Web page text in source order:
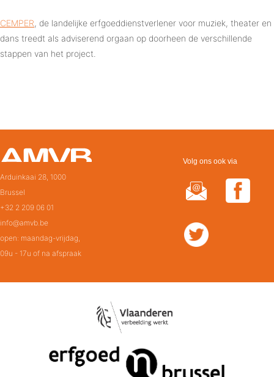
CEMPER, de landelijke erfgoeddienstverlener voor muziek, theater en
dans treedt als adviserend orgaan op doorheen de verschillende
stappen van het project.
Arduinkaai 28, 1000
Brussel
+32 2 209 06 01
info@amvb.be
open: maandag-vrijdag,
09u - 17u of na afspraak
Volg ons ook via